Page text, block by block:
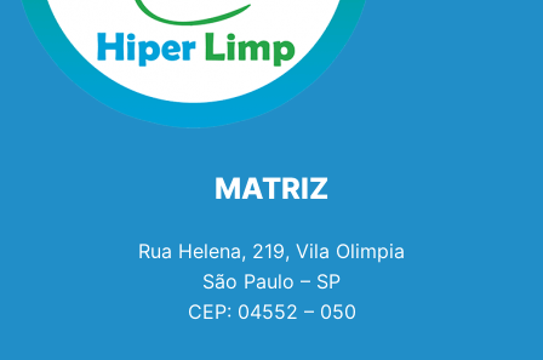
MATRIZ
Rua Helena, 219, Vila Olimpia
São Paulo – SP
CEP: 04552 – 050